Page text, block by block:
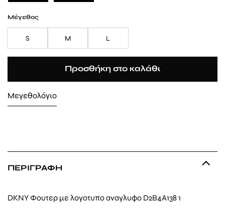
Μέγεθος
S M L
Προσθήκη στο καλάθι
Μεγεθολόγιο
ΠΕΡΙΓΡΑΦΉ
DKNY Φουτερ με λογοτυπο αναγλυφο D2B4A138 1